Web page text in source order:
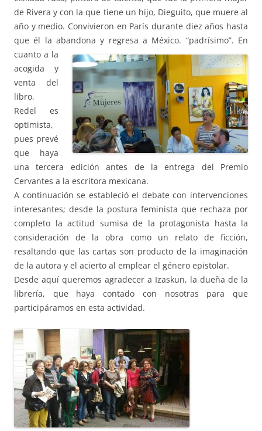
de Rivera y con la que tiene un hijo, Dieguito, que muere al
año y medio. Convivieron en París durante diez años hasta
que él la abandona y regresa a México. “padrísimo”. En
cuanto a la
acogida y
venta del
libro,
Redel es
optimista,
pues prevé
que haya
una tercera edición antes de la entrega del Premio
Cervantes a la escritora mexicana.
A continuación se estableció el debate con intervenciones
interesantes; desde la postura feminista que rechaza por
completo la actitud sumisa de la protagonista hasta la
consideración de la obra como un relato de ficción,
resaltando que las cartas son producto de la imaginación
de la autora y el acierto al emplear el género epistolar.
Desde aquí queremos agradecer a Izaskun, la dueña de la
librería, que haya contado con nosotras para que
participáramos en esta actividad.